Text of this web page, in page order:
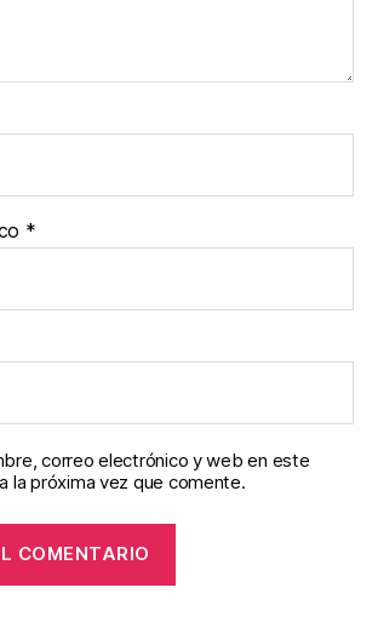
*
correo electrónico y web en este
la próxima vez que comente.